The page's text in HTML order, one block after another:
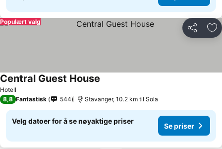
Del
Populært valg
Hotell
Central Guest House
8,8 Fantastisk 544 Stavanger, 10.2 km til Sola
Velg datoer for å se nøyaktige priser
Se priser